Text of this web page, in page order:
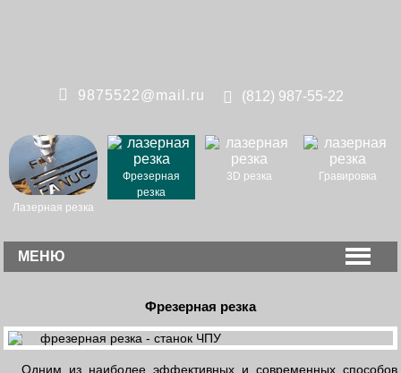
9875522@mail.ru (812) 987-55-22
Лазерная резка
Фрезерная
резка
3D резка Гравировка
МЕНЮ
Фрезерная резка
Одним из наиболее эффективных и современных способов